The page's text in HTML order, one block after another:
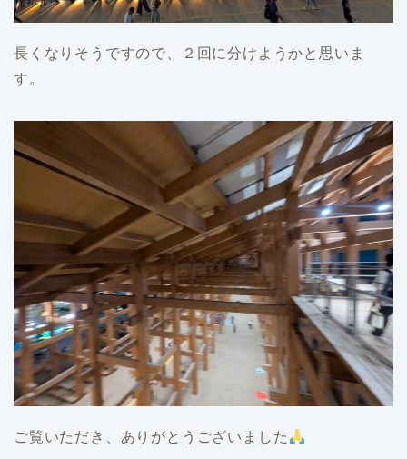
長くなりそうですので、２回に分けようかと思いま
す。
ご覧いただき、ありがとうございました